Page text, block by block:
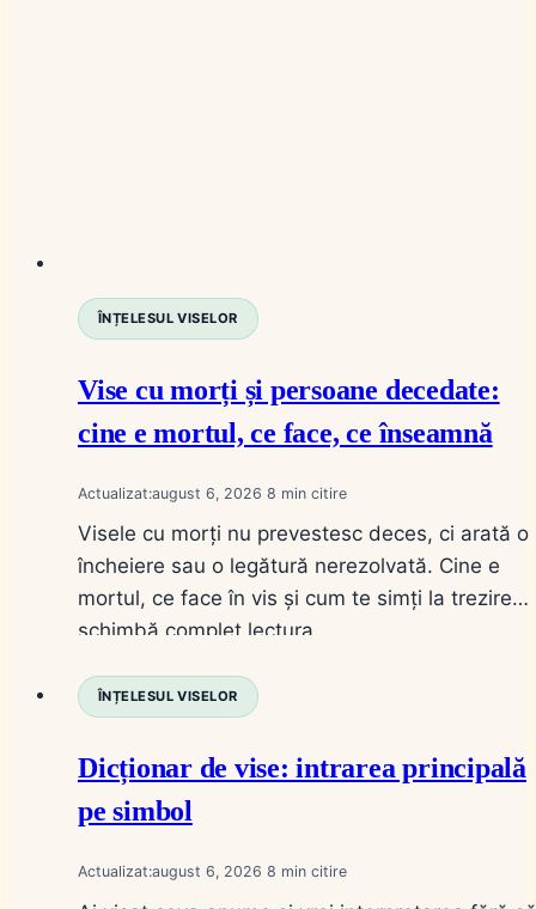
ÎNȚELESUL VISELOR
Vise cu morți și persoane decedate:
cine e mortul, ce face, ce înseamnă
Actualizat:august 6, 2026 8
Visele cu morți nu prevestesc deces, ci arată o
încheiere sau o legătură nerezolvată. Cine e
mortul, ce face în vis și cum te simți la trezire
schimbă complet lectura.
ÎNȚELESUL VISELOR
Dicționar de vise: intrarea principală
pe simbol
Actualizat:august 6, 2026 8